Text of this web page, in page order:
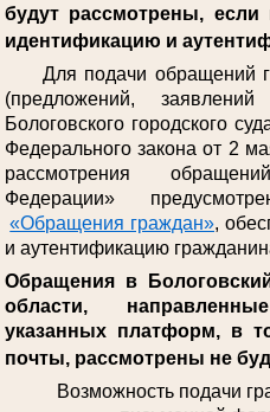
будут рассмотрены, если
идентификацию и
Для подачи обращений
(предложений,
Бологовского городского
Федерального закона от 2
рассмотрения
Федерации»
«Обращения граждан»,
и аутентификацию
Обращения в
области,
указанных платформ, в
почты, рассмотрены не
Возможность подачи